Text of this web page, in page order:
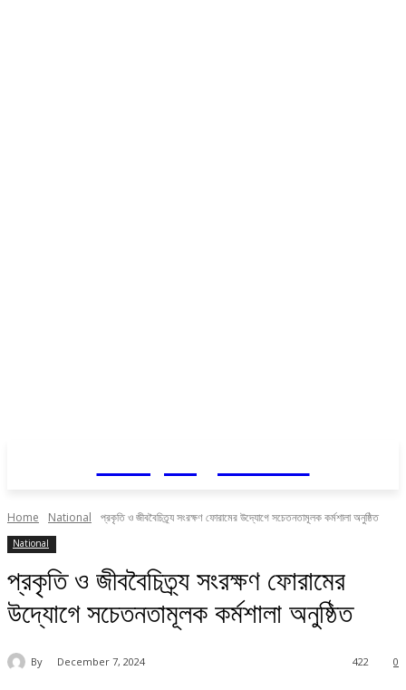
Home National প্রকৃতি ও জীববৈচিত্র্য সংরক্ষণ ফোরামের উদ্যোগে সচেতনতামূলক কর্মশালা অনুষ্ঠিত
National
প্রকৃতি ও জীববৈচিত্র্য সংরক্ষণ ফোরামের
উদ্যোগে সচেতনতামূলক কর্মশালা অনুষ্ঠিত
By December 7, 2024 0
422